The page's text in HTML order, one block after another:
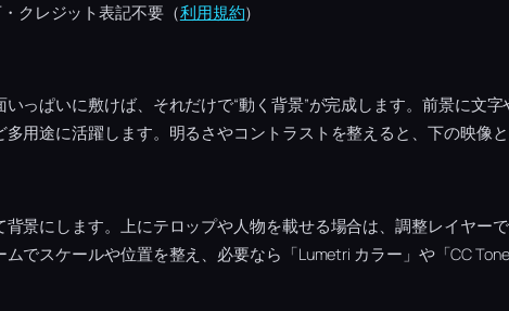
クレジット表記不要（利用規約）
っぱいに敷けば、それだけで“動く背景”が完成します。前景に文
用途に活躍します。明るさやコントラストを整えると、下の映像と
景にします。上にテロップや人物を載せる場合は、調整レイヤー
でスケールや位置を整え、必要なら「Lumetri カラー」や「CC